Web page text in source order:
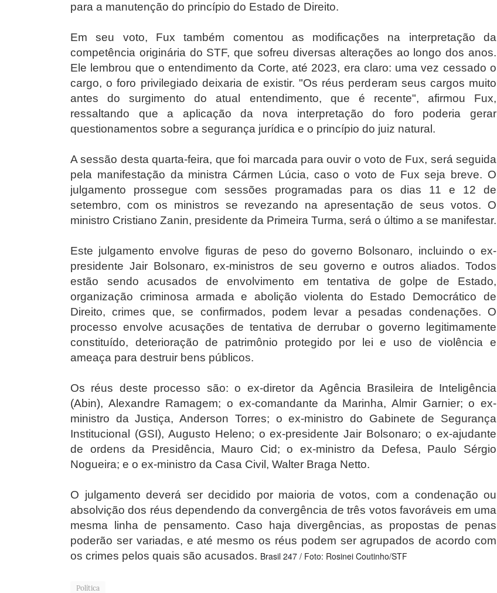
para a manutenção do princípio do Estado de Direito.
Em seu voto, Fux também comentou as modificações na interpretação da
competência originária do STF, que sofreu diversas alterações ao longo dos anos.
Ele lembrou que o entendimento da Corte, até 2023, era claro: uma vez cessado o
cargo, o foro privilegiado deixaria de existir. "Os réus perderam seus cargos muito
antes do surgimento do atual entendimento, que é recente", afirmou Fux,
ressaltando que a aplicação da nova interpretação do foro poderia gerar
questionamentos sobre a segurança jurídica e o princípio do juiz natural.
A sessão desta quarta-feira, que foi marcada para ouvir o voto de Fux, será seguida
pela manifestação da ministra Cármen Lúcia, caso o voto de Fux seja breve. O
julgamento prossegue com sessões programadas para os dias 11 e 12 de
setembro, com os ministros se revezando na apresentação de seus votos. O
ministro Cristiano Zanin, presidente da Primeira Turma, será o último a se manifestar.
Este julgamento envolve figuras de peso do governo Bolsonaro, incluindo o ex-
presidente Jair Bolsonaro, ex-ministros de seu governo e outros aliados. Todos
estão sendo acusados de envolvimento em tentativa de golpe de Estado,
organização criminosa armada e abolição violenta do Estado Democrático de
Direito, crimes que, se confirmados, podem levar a pesadas condenações. O
processo envolve acusações de tentativa de derrubar o governo legitimamente
constituído, deterioração de patrimônio protegido por lei e uso de violência e
ameaça para destruir bens públicos.
Os réus deste processo são: o ex-diretor da Agência Brasileira de Inteligência
(Abin), Alexandre Ramagem; o ex-comandante da Marinha, Almir Garnier; o ex-
ministro da Justiça, Anderson Torres; o ex-ministro do Gabinete de Segurança
Institucional (GSI), Augusto Heleno; o ex-presidente Jair Bolsonaro; o ex-ajudante
de ordens da Presidência, Mauro Cid; o ex-ministro da Defesa, Paulo Sérgio
Nogueira; e o ex-ministro da Casa Civil, Walter Braga Netto.
O julgamento deverá ser decidido por maioria de votos, com a condenação ou
absolvição dos réus dependendo da convergência de três votos favoráveis em uma
mesma linha de pensamento. Caso haja divergências, as propostas de penas
poderão ser variadas, e até mesmo os réus podem ser agrupados de acordo com
os crimes pelos quais são acusados. Brasil 247 / Foto: Rosinei Coutinho/STF
Política